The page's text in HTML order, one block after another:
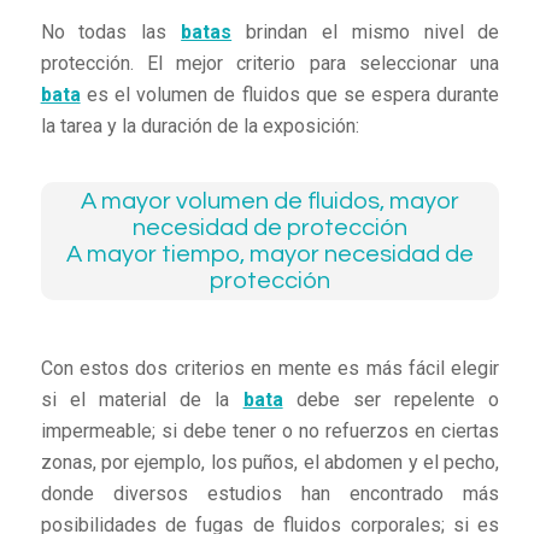
No todas las batas brindan el mismo nivel de
protección. El mejor criterio para seleccionar una
bata es el volumen de fluidos que se espera durante
la tarea y la duración de la exposición:
A mayor volumen de fluidos, mayor
necesidad de protección
A mayor tiempo, mayor necesidad de
protección
Con estos dos criterios en mente es más fácil elegir
si el material de la bata debe ser repelente o
impermeable; si debe tener o no refuerzos en ciertas
zonas, por ejemplo, los puños, el abdomen y el pecho,
donde diversos estudios han encontrado más
posibilidades de fugas de fluidos corporales; si es